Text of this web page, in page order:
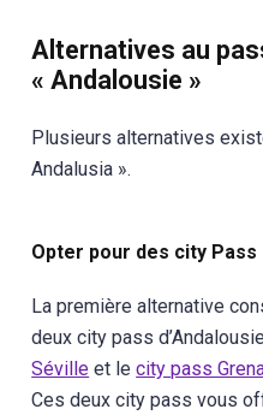
Alternatives au
« Andalousie »
Plusieurs alternatives
Andalusia ».
Opter pour des city Pass
La première alternative
deux city pass
Séville et lecity pass
Ces deux city pass vous